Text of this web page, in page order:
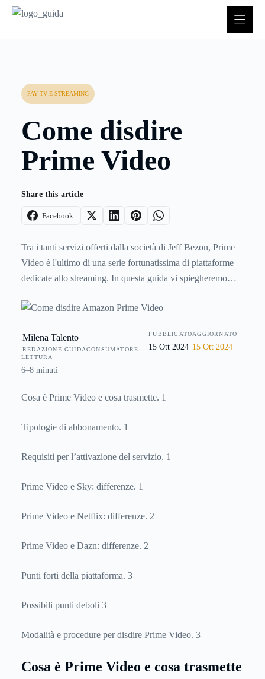
PAY TV E STREAMING
Come disdire
Prime Video
Share this article
Facebook
Tra i tanti servizi offerti dalla società di Jeff Bezon, Prime
Video è l'ultimo di una serie fortunatissima di piattaforme
dedicate allo streaming. In questa guida vi spiegheremo
l'abbonamento ad Amazon Prime Video.
Milena Talento
REDAZIONE GUIDACONSUMATORE
PUBBLICATO
15 Ott 2024
AGGIORNATO
15 Ott 2024
LETTURA
6–8 minuti
Cosa è Prime Video e cosa trasmette. 1
Tipologie di abbonamento. 1
Requisiti per l’attivazione del servizio. 1
Prime Video e Sky: differenze. 1
Prime Video e Netflix: differenze. 2
Prime Video e Dazn: differenze. 2
Punti forti della piattaforma. 3
Possibili punti deboli 3
Modalità e procedure per disdire Prime Video. 3
Cosa è Prime Video e cosa trasmette